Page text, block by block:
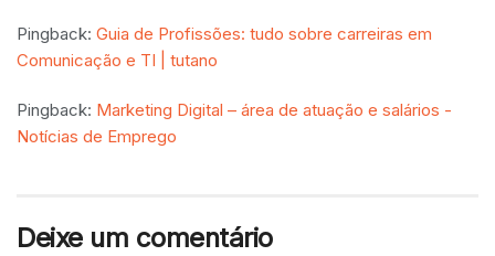
Pingback: Guia de Profissões: tudo sobre carreiras em
Comunicação e TI | tutano
Pingback: Marketing Digital – área de atuação e salários -
Notícias de Emprego
Deixe um comentário